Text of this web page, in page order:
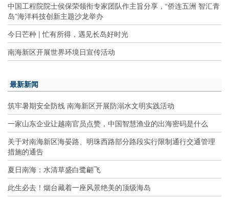
中国工程院院士侯保荣领衔专家团队作主旨分享，“侨连五洲 智汇青
岛”海洋科技创新主题沙龙举办
今日芒种 | 忙有所得，遇见长岛好时光
南海新区开展世界环境日宣传活动
最新新闻
筑牢暑期安全防线 南海新区开展防溺水文明实践活动
一家山东企业让越南官员点赞，中国智慧渔业的出海密码是什么
关于对南海新区海晏路、明珠西路部分路段实行限制通行交通管理
措施的通告
夏日南海：水清草盛白鹭翩飞
此生必去！烟台藏着一座风景绝美的顶级海岛